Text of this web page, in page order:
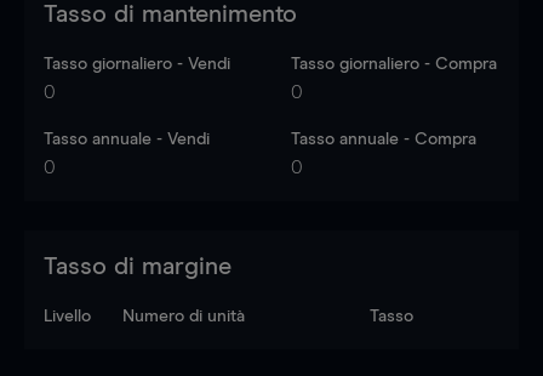
Tasso di mantenimento
Tasso giornaliero - Vendi
0
Tasso giornaliero - Compra
0
Tasso annuale - Vendi
0
Tasso annuale - Compra
0
Tasso di margine
Livello Numero di unità Tasso